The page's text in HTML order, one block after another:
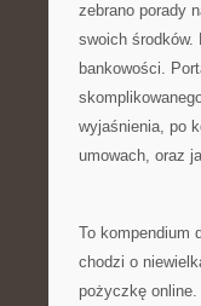
zebrano porady
swoich środków.
bankowości.
wyjaśnienia, po
umowach, oraz
To kompendium
chodzi o
pożyczkę